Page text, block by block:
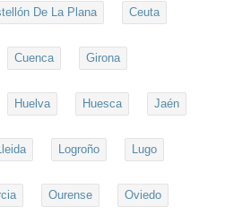
De La Plana Ceuta
Cuenca Girona
Huelva Huesca Jaén
Logroño Lugo
Ourense Oviedo